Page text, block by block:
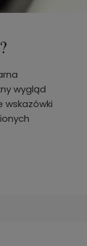
wygląd
wskazówki